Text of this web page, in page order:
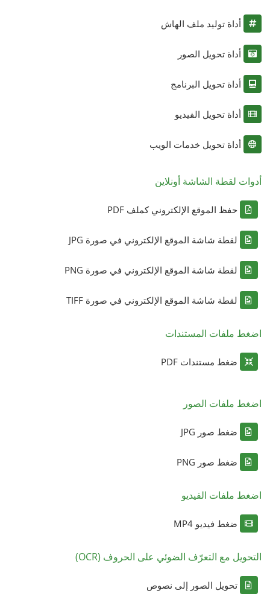
أداة توليد ملف الهاش
أداة تحويل الصور
أداة تحويل البرنامج
أداة تحويل الفيديو
أداة تحويل خدمات الويب
أدوات لقطة الشاشة أونلاين
حفظ الموقع الإلكتروني كملف PDF
لقطة شاشة الموقع الإلكتروني في صورة JPG
لقطة شاشة الموقع الإلكتروني في صورة PNG
لقطة شاشة الموقع الإلكتروني في صورة TIFF
اضغط ملفات المستندات
ضغط مستندات PDF
اضغط ملفات الصور
ضغط صور JPG
ضغط صور PNG
اضغط ملفات الفيديو
ضغط فيديو MP4
التحويل مع التعرّف الضوئي على الحروف (OCR)
تحويل الصور إلى نصوص